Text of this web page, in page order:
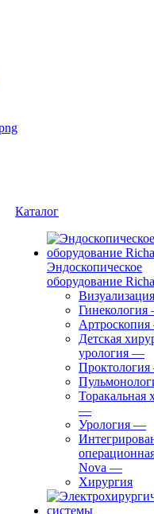
Каталог
Эндоскопическое
оборудование
Визуализация
Гинекология
Артроскопия
Детская
урология —
Проктология
Торакальная
—
Урология —
Nova —
Хирургия